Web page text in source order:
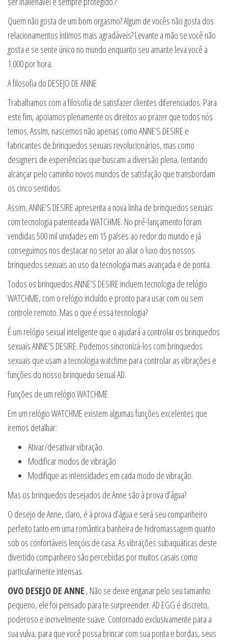
Quem não gosta de um bom orgasmo? Algum de vocês não gosta dos
relacionamentos íntimos mais agradáveis? Levante a mão se você não
gosta e se sente único no mundo enquanto seu amante leva você a
1.000 por hora.
A filosofia do DESEJO DE ANNE
Trabalhamos com a filosofia de satisfazer clientes diferenciados. Para
este fim, apoiamos plenamente os direitos ao prazer que todos nós
temos. Assim, nascemos não apenas como ANNE’S DESIRE e
fabricantes de brinquedos sexuais revolucionários, mas como
designers de experiências que buscam a diversão plena, tentando
alcançar pelo caminho novos mundos de satisfação que transbordam
os cinco sentidos.
Assim, ANNE’S DESIRE apresenta a nova linha de brinquedos sexuais
com tecnologia patenteada WATCHME. No pré-lançamento foram
vendidas 500 mil unidades em 15 países ao redor do mundo e já
conseguimos nos destacar no setor ao aliar o luxo dos nossos
brinquedos sexuais ao uso da tecnologia mais avançada e de ponta.
Todos os brinquedos ANNE’S DESIRE incluem tecnologia de relógio
WATCHME, com o relógio incluído e pronto para usar com ou sem
controle remoto. Mas o que é essa tecnologia?
É um relógio sexual inteligente que o ajudará a controlar os brinquedos
sexuais ANNE’S DESIRE. Podemos sincronizá-los com brinquedos
sexuais que usam a tecnologia watchme para controlar as vibrações e
funções do nosso brinquedo sexual AD.
Funções de um relógio WATCHME
Em um relógio WATCHME existem algumas funções excelentes que
iremos detalhar:
Ativar/desativar vibração.
Modificar modos de vibração
Modifique as intensidades em cada modo de vibração.
Mas os brinquedos desejados de Anne são à prova d’água?
O desejo de Anne, claro, é à prova d’água e será seu companheiro
perfeito tanto em uma romântica banheira de hidromassagem quanto
sob os confortáveis lençóis de casa. As vibrações subaquáticas deste
divertido companheiro são percebidas por muitos casais como
particularmente intensas.
OVO DESEJO DE ANNE , Não se deixe enganar pelo seu tamanho
pequeno, ele foi pensado para te surpreender. AD EGG é discreto,
poderoso e incrivelmente suave. Contornado exclusivamente para a
sua vulva, para que você possa brincar com sua ponta e bordas, seus